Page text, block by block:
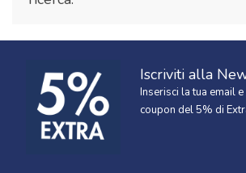
Iscriviti alla
Inserisci la tua email
coupon del 5% di